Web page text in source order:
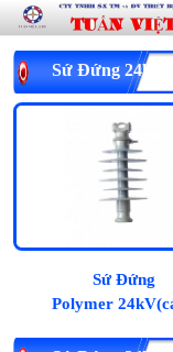
Sứ Đứng 24kV
Sứ Đứng
Polymer